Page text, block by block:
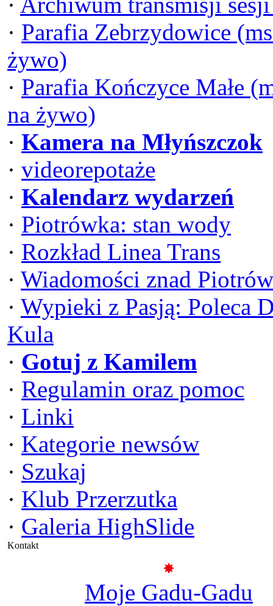
· Parafia Zebrzydowice
żywo)
· Parafia Kończyce Małe
na żywo)
· Kamera na Młyńszczok
· videorepotaże
· Kalendarz wydarzeń
· Piotrówka: stan wody
· Rozkład Linea Trans
· Wiadomości znad
· Wypieki z Pasją: Poleca
Kula
· Gotuj z Kamilem
· Regulamin oraz pomoc
· Linki
· Kategorie newsów
· Szukaj
· Klub Przerzutka
· Galeria HighSlide
Kontakt
Moje Gadu-Gadu